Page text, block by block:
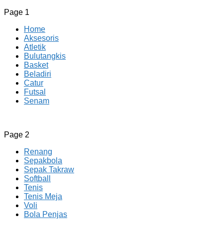
Page 1
Home
Aksesoris
Atletik
Bulutangkis
Basket
Beladiri
Catur
Futsal
Senam
CV JAYA BERSAMA Co Id
Menyediakan Semua Perlengkapan Olahraga Yang
Page 2
Renang
Sepakbola
Sepak Takraw
Softball
Tenis
Tenis Meja
Voli
Bola Penjas